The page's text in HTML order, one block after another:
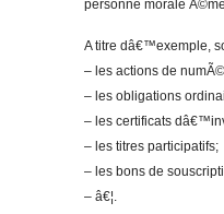
personne morale
A titre dâ€™exemple,
– les actions de
– les obligations
– les certificats
– les titres participatifs;
– les bons de
– â€¦.